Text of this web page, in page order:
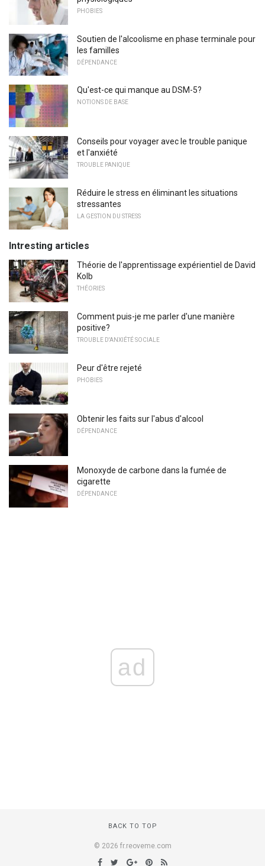
PHOBIES
Soutien de l'alcoolisme en phase terminale pour
les familles
DÉPENDANCE
Qu'est-ce qui manque au DSM-5?
NOTIONS DE BASE
Conseils pour voyager avec le trouble panique
et l'anxiété
TROUBLE PANIQUE
Réduire le stress en éliminant les situations
stressantes
LA GESTION DU STRESS
Intresting articles
Théorie de l'apprentissage expérientiel de David
Kolb
THÉORIES
Comment puis-je me parler d'une manière
positive?
TROUBLE D'ANXIÉTÉ SOCIALE
Peur d'être rejeté
PHOBIES
Obtenir les faits sur l'abus d'alcool
DÉPENDANCE
Monoxyde de carbone dans la fumée de
cigarette
DÉPENDANCE
ad
BACK TO TOP
© 2026 fr.reoveme.com